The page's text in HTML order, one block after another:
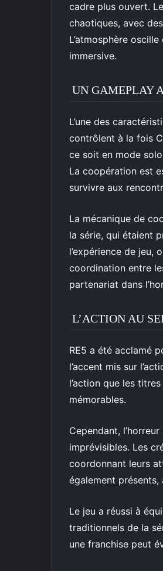
cadre plus ouvert.
chaotiques, avec
L’atmosphère
immersive.
UN GAMEPLAY
L’une des
contrôlent à la fois
ce soit en mode
La coopération est
survivre aux
La mécanique de
la série, qui étaient
l’expérience de jeu,
coordination entre
partenariat dans
L’ACTION AU
RE5 a été acclamé
l’accent mis sur
l’action que les
mémorables.
Cependant,
imprévisibles. Les
coordonnant leurs
également
Le jeu a réussi à
traditionnels de la
une franchise peut